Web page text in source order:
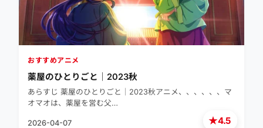
★4.5
おすすめアニメ
薬屋のひとりごと｜2023秋
あらすじ 薬屋のひとりごと｜2023秋アニメ、、、、、、マ
オマオは、薬屋を営む父…
2026-04-07